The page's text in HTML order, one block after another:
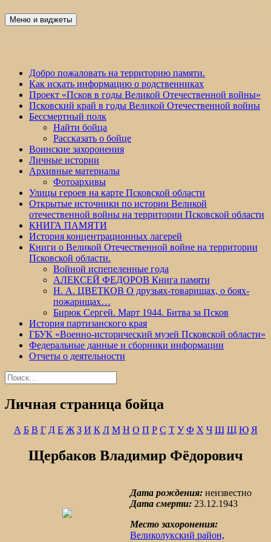
Победа 60
Меню и виджеты
Добро пожаловать на территорию памяти.
Как искать информацию о родственниках
Проект «Псков в годы Великой Отечественной войны»
Псковский край в годы Великой Отечественной войны
Бессмертный полк
Найти бойца
Рассказать о бойце
Воинские захоронения
Личные истории
Архивные материалы
Фотоархивы
Улицы героев на карте Псковской области
Открытые источники по истории Великой
отечественной войны на территории Псковской области
КНИГА ПАМЯТИ
История концентрационных лагерей
Книги о Великой Отечественной войне на территории
Псковской области.
Войной испепеленные года
АЛЕКСЕЙ ФЕДОРОВ Книга памяти
Н. А. ЦВЕТКОВ О друзьях-товарищах, о боях-
пожарищах…
Бирюк Сергей. Март 1944. Битва за Псков
История партизанского края
ГБУК «Военно-исторический музей Псковской области»
Федеральные данные и сборники информации
Отчеты о деятельности
Найти:
Личная страница бойца
А Б В Г Д Е Ж З И К Л М Н О П Р С Т У Ф Х Ч Ш Щ Ю Я
Щербаков Владимир Фёдорович
Дата рождения: неизвестно
Дата смерти: 23.12.1943
Место захоронения:
Великолукский район,